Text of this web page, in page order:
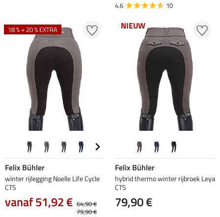
4.6
10
18 % + 20 % EXTRA
Felix Bühler
winter rijlegging Noelle Life Cycle
CTS
vanaf 51,92 € 64,90 €
79,90 €
NIEUW
Felix Bühler
hybrid thermo winter rijbroek Leya
CTS
79,90 €